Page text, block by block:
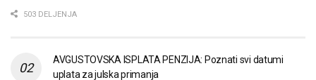
503 DELJENJA
AVGUSTOVSKA ISPLATA PENZIJA: Poznati svi datumi
uplata za julska primanja